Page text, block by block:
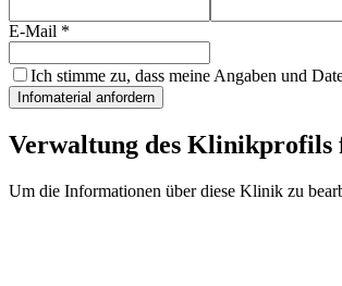
E-Mail *
Ich stimme zu, dass meine Angaben und
Infomaterial anfordern
Verwaltung des Klinikprofils
Um die Informationen über diese Klinik zu